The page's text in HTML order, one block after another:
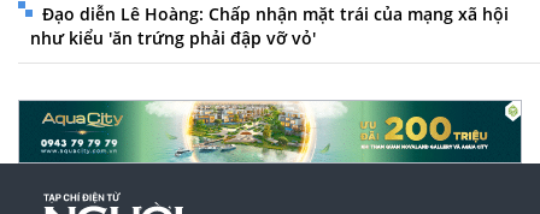
Đạo diễn Lê Hoàng: Chấp nhận mặt trái của mạng xã hội
như kiểu 'ăn trứng phải đập vỡ vỏ'